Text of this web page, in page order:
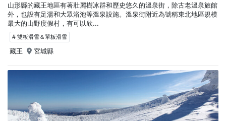
山形縣的藏王地區有著壯麗樹冰群和歷史悠久的溫泉街，除古老溫泉旅館
外，也設有足湯和大眾浴池等溫泉設施。溫泉街附近為號稱東北地區規模
最大的山野度假村，有可以欣...
# 雙板滑雪＆單板滑雪
藏王 宮城縣